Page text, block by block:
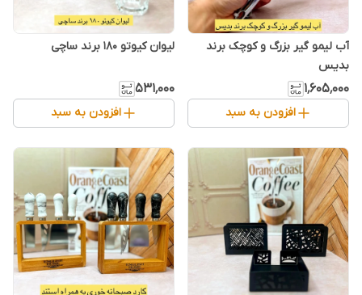
آب لیمو گیر بزرگ و کوچک برند
بدیس
۱٬۶۰۵٬۰۰۰
افزودن به سبد
لیوان کیوتو ۱۸۰ برند ساچی
۵۳۱٬۰۰۰
افزودن به سبد